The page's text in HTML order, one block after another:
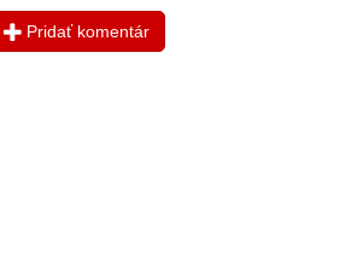
Pridať komentár